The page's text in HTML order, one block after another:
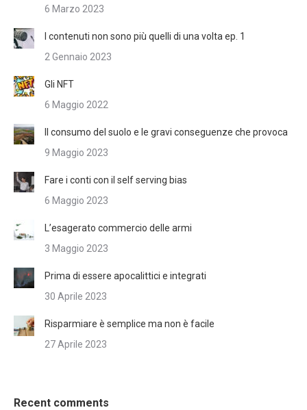
6 Marzo 2023
I contenuti non sono più quelli di una volta ep. 1
2 Gennaio 2023
Gli NFT
6 Maggio 2022
Il consumo del suolo e le gravi conseguenze che provoca
9 Maggio 2023
Fare i conti con il self serving bias
6 Maggio 2023
L’esagerato commercio delle armi
3 Maggio 2023
Prima di essere apocalittici e integrati
30 Aprile 2023
Risparmiare è semplice ma non è facile
27 Aprile 2023
Recent comments